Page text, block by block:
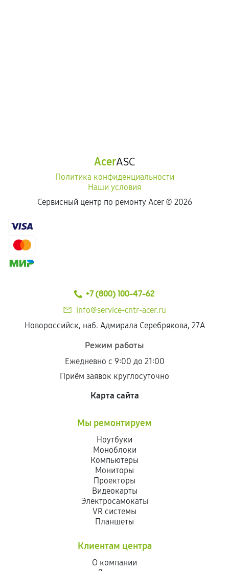
AcerASC
Политика конфиденциальности
Наши условия
Сервисный центр по ремонту Acer © 2026
+7 (800) 100-47-62
info@service-cntr-acer.ru
Новороссийск, наб. Адмирала Серебрякова, 27А
Режим работы
Ежедневно с 9:00 до 21:00
Приём заявок круглосуточно
Карта сайта
Мы ремонтируем
Ноутбуки
Моноблоки
Компьютеры
Мониторы
Проекторы
Видеокарты
Электросамокаты
VR системы
Планшеты
Клиентам центра
О компании